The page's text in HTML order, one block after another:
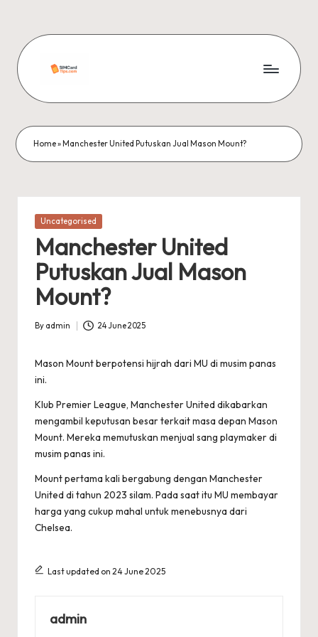
content
si
m
c
a
r
d
ti
p
s
Home» Manchester United Putuskan Jual Mason Mount?
Posted
Uncategorised
Manchester United
Putuskan Jual Mason
Mount?
Posted
By admin 24 June 2025
Mason Mount berpotensi hijrah dari MU di musim panas
ini.
Klub Premier League, Manchester United dikabarkan
mengambil keputusan besar terkait masa depan Mason
Mount. Mereka memutuskan menjual sang playmaker di
musim panas ini.
Mount pertama kali bergabung dengan Manchester
United di tahun 2023 silam. Pada saat itu MU membayar
harga yang cukup mahal untuk menebusnya dari
Chelsea.
Last updated on 24 June 2025
admin